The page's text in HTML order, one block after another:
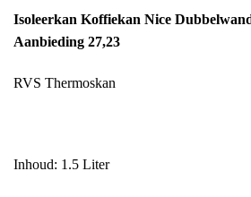
Isoleerkan Koffiekan Nice
Aanbieding 27,23
RVS Thermoskan
Inhoud: 1.5 Liter